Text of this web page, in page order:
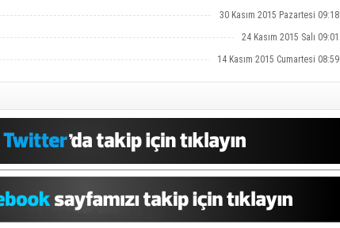
30 Kasım 2015 Pazartesi 09:18
24 Kasım 2015 Salı 09:01
14 Kasım 2015 Cumartesi 08:59